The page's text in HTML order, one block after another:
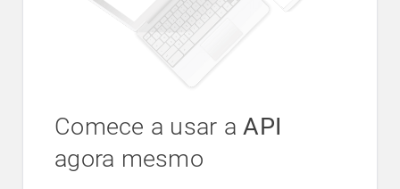
Comece a usar aAPI
agora mesmo